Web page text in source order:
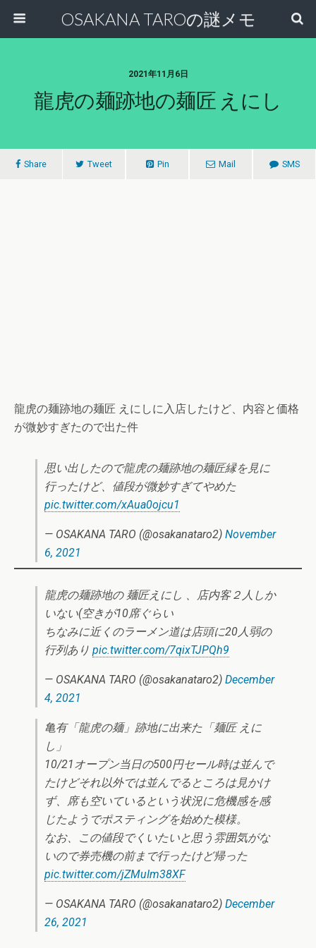
OSAKANA TAROの謎メモ
2021年11月6日
龍虎の麺跡地の麺匠 えにし
Share Tweet Pin Mail SMS
龍虎の麺跡地の麺匠 えにしに入店したけど、内容と価格
が微妙すぎたので出た件
思い出したので龍虎の麺跡地の麺匠縁を見に
行ったけど、値段が微妙すぎてやめた
pic.twitter.com/xAua0ojcu1
— OSAKANA TARO (@osakanataro2) November
6, 2021
龍虎の麺跡地の 麺匠えにし 、店内客２人しか
いない(空きが10席ぐらい
ちなみに近くのラーメン道は店頭に20人弱の
行列あり pic.twitter.com/7qixTJPQh9
— OSAKANA TARO (@osakanataro2) December
4, 2021
亀有「龍虎の麺」跡地に出来た「麺匠 えに
し」
10/21オープン当日の500円セール時は並んで
たけどそれ以外では並んでるところは見かけ
ず、席も空いているという状況に危機感を感
じたようでポスティングを始めた模様。
なお、この値段でくいたいと思う雰囲気がな
いので券売機の前まで行ったけど帰った
pic.twitter.com/jZMuIm38XF
— OSAKANA TARO (@osakanataro2) December
26, 2021